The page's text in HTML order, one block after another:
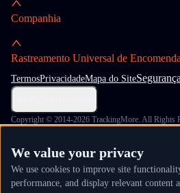
Companhia
Rastreamento Universal de
TermosPrivacidadeMapa do SiteSegurança
Copyright © 2014-2026 TrackingMore. All Rights
We value your privacy
We use cookies to improve site
performance, and display relevant content